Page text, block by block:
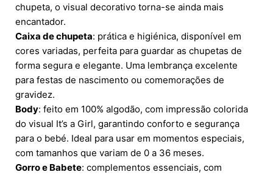
chupeta, o visual decorativo torna-se ainda mais
encantador.
Caixa de chupeta: prática e higiénica, disponível em
cores variadas, perfeita para guardar as chupetas de
forma segura e elegante. Uma lembrança excelente
para festas de nascimento ou comemorações de
gravidez.
Body: feito em 100% algodão, com impressão colorida
do visual It’s a Girl, garantindo conforto e segurança
para o bebé. Ideal para usar em momentos especiais,
com tamanhos que variam de 0 a 36 meses.
Gorro e Babete: complementos essenciais, com